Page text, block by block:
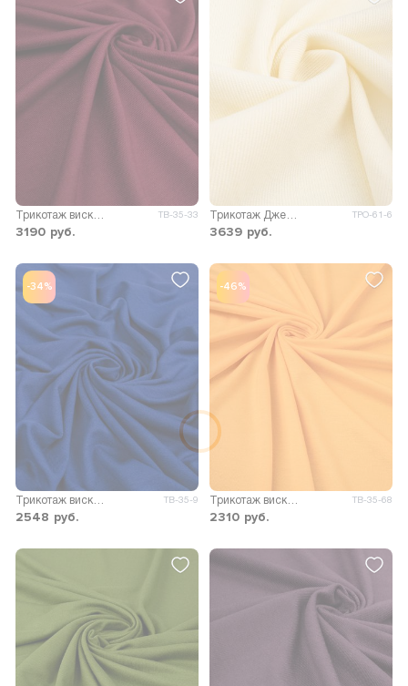
Трикотаж вискоза Пума ТВ-35-33
3190 руб.
Трикотаж Джейн меланж двусторонний ТРО-61-6
3639 руб.
-34%
ТВ-35-9
2548 руб.
-46%
ТВ-35-68
2310 руб.